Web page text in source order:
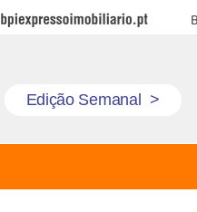
BPI Expresso Imobiliário
Edição Semanal >